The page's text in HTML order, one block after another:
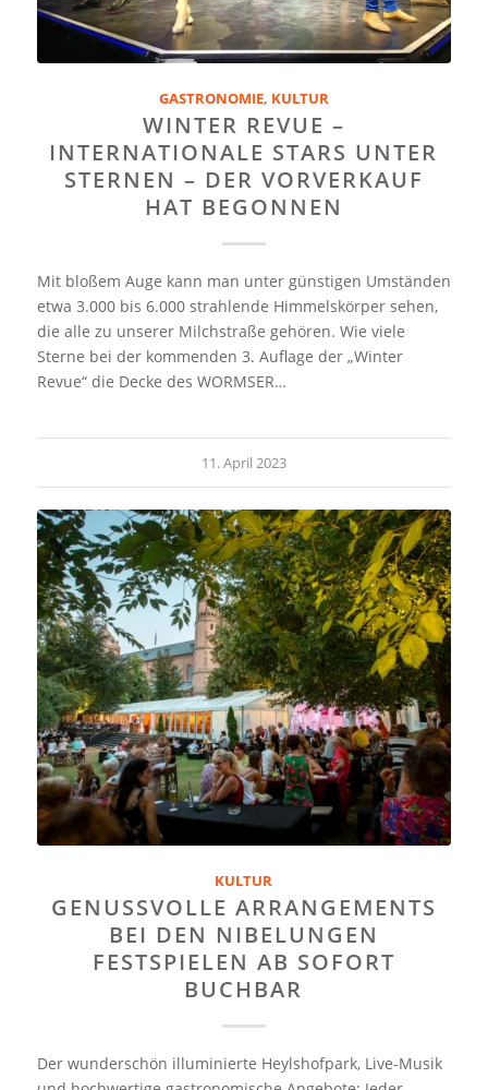
GASTRONOMIE, KULTUR
WINTER REVUE –
INTERNATIONALE STARS UNTER
STERNEN – DER VORVERKAUF
HAT BEGONNEN
Mit bloßem Auge kann man unter günstigen Umständen
etwa 3.000 bis 6.000 strahlende Himmelskörper sehen,
die alle zu unserer Milchstraße gehören. Wie viele
Sterne bei der kommenden 3. Auflage der „Winter
Revue“ die Decke des WORMSER…
11. April 2023
KULTUR
GENUSSVOLLE ARRANGEMENTS
BEI DEN NIBELUNGEN
FESTSPIELEN AB SOFORT
BUCHBAR
Der wunderschön illuminierte Heylshofpark, Live-Musik